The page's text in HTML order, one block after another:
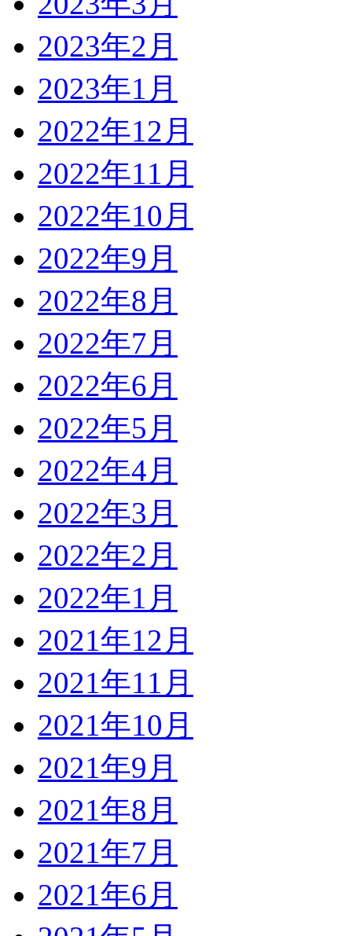
2023年2月
2023年1月
2022年12月
2022年11月
2022年10月
2022年9月
2022年8月
2022年7月
2022年6月
2022年5月
2022年4月
2022年3月
2022年2月
2022年1月
2021年12月
2021年11月
2021年10月
2021年9月
2021年8月
2021年7月
2021年6月